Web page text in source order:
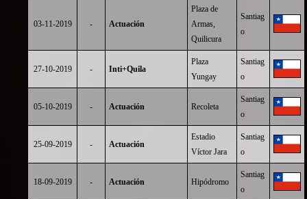
03-11-2019 - Actuación
Plaza de
Armas,
Quilicura
Santiag
o
27-10-2019 - Inti+Quila
Plaza
Yungay
Santiag
o
05-10-2019 - Actuación Recoleta
Santiag
o
25-09-2019 - Actuación
Estadio
Víctor Jara
Santiag
o
18-09-2019 - Actuación Hipódromo
Santiag
o